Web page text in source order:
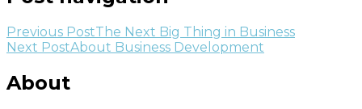
Previous PostThe Next Big Thing in Business
Next PostAbout Business Development
About